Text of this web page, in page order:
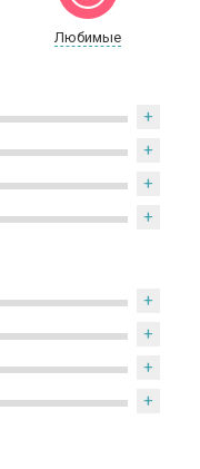
Любимые
+
+
+
+
+
+
+
+